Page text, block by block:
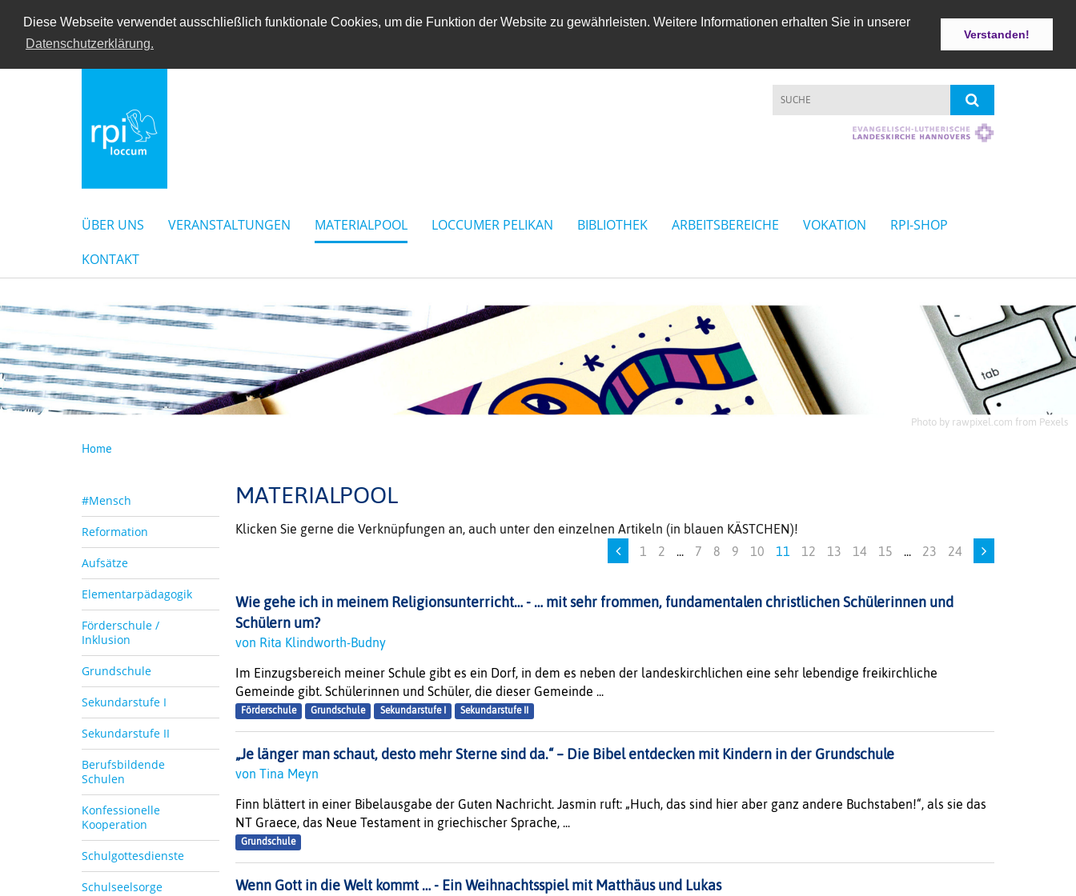
Diese Webseite verwendet ausschließlich funktionale Cookies, um die Funktion der Website zu gewährleisten. Weitere Informationen erhalten Sie in unserer
Datenschutzerklärung.
Verstanden!
ÜBER UNS VERANSTALTUNGEN MATERIALPOOL LOCCUMER PELIKAN BIBLIOTHEK ARBEITSBEREICHE VOKATION
RPI-SHOP
KONTAKT
Photo by rawpixel.com from Pexels
Home
#Mensch
Reformation
Aufsätze
Elementarpädagogik
Förderschule /
Inklusion
Grundschule
Sekundarstufe I
Sekundarstufe II
Berufsbildende
Schulen
Konfessionelle
Kooperation
Schulgottesdienste
Schulseelsorge
MATERIALPOOL
Klicken Sie gerne die Verknüpfungen an, auch unter den einzelnen Artikeln (in blauen KÄSTCHEN)!
1
2 ... 7 8 9 10 11 12 13 14 15 ... 23 24
Wie gehe ich in meinem Religionsunterricht… - … mit sehr frommen, fundamentalen christlichen Schülerinnen und
Schülern um?
von Rita Klindworth-Budny
Im Einzugsbereich meiner Schule gibt es ein Dorf, in dem es neben der landeskirchlichen eine sehr lebendige freikirchliche
Gemeinde gibt. Schülerinnen und Schüler, die dieser Gemeinde ...
Förderschule Grundschule Sekundarstufe I Sekundarstufe II
„Je länger man schaut, desto mehr Sterne sind da.“ – Die Bibel entdecken mit Kindern in der Grundschule
von Tina Meyn
Finn blättert in einer Bibelausgabe der Guten Nachricht. Jasmin ruft: „Huch, das sind hier aber ganz andere Buchstaben!“, als sie das
NT Graece, das Neue Testament in griechischer Sprache, ...
Grundschule
Wenn Gott in die Welt kommt … - Ein Weihnachtsspiel mit Matthäus und Lukas